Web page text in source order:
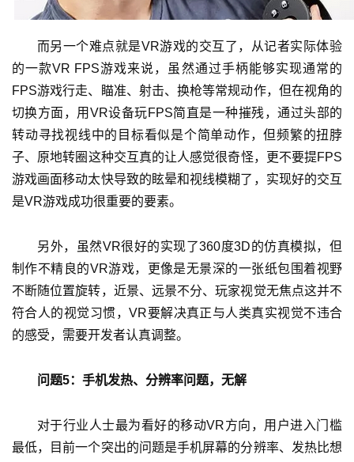
上
海
站
中
文
(
中
国
而另一个难点就是VR游戏的交互了，从记者实际体验
的一款VR FPS游戏来说，虽然通过手柄能够实现通常的
FPS游戏行走、瞄准、射击、换枪等常规动作，但在视角的
切换方面，用VR设备玩FPS简直是一种摧残，通过头部的
转动寻找视线中的目标看似是个简单动作，但频繁的扭脖
子、原地转圈这种交互真的让人感觉很奇怪，更不要提FPS
游戏画面移动太快导致的眩晕和视线模糊了，实现好的交互
是VR游戏成功很重要的要素。
另外，虽然VR很好的实现了360度3D的仿真模拟，但
制作不精良的VR游戏，更像是无景深的一张纸包围着视野
不断随位置旋转，近景、远景不分、玩家视觉无焦点这并不
符合人的视觉习惯，VR要解决真正与人类真实视觉不违合
的感受，需要开发者认真调整。
问题5：手机发热、分辨率问题，无解
对于行业人士最为看好的移动VR方向，用户进入门槛
最低，目前一个突出的问题是手机屏幕的分辨率、发热比想